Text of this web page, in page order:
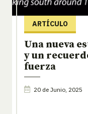
ARTÍCULO
Una nueva
y un
fuerza
20 de Junio, 2025